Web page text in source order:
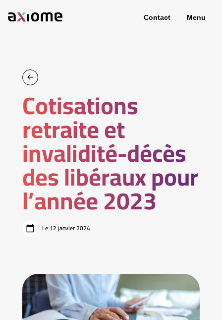
Contact Menu
Cotisations
retraite et
invalidité-décès
des libéraux pour
l’année 2023
Le 12 janvier 2024